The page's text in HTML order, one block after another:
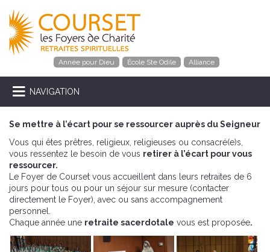
Année pour Dieu École Ste Odile Alliance
NAVIGATION
Se mettre à l’écart pour se ressourcer auprès du Seigneur
Vous qui êtes prêtres, religieux, religieuses ou consacré(e)s,
vous ressentez le besoin de vous retirer à l’écart pour vous
ressourcer.
Le Foyer de Courset vous accueillent dans leurs retraites de 6
jours pour tous ou pour un séjour sur mesure (contacter
directement le Foyer), avec ou sans accompagnement
personnel.
Chaque année une retraite sacerdotale vous est proposée.